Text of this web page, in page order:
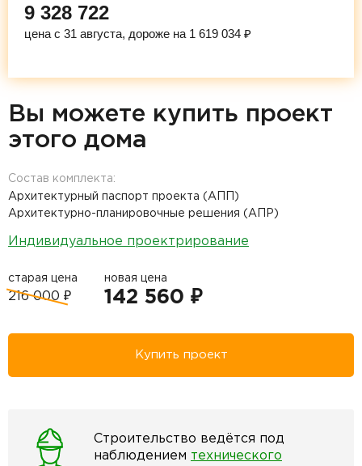
9 328 722
цена с 31 августа, дороже на 1 619 034 ₽
Вы можете купить проект
этого дома
Состав комплекта:
Архитектурный паспорт проекта (АПП)
Архитектурно-планировочные решения (АПР)
Индивидуальное проектрирование
старая цена
216 000 ₽
новая цена
142 560 ₽
Купить проект
Строительство ведётся под
наблюдением технического